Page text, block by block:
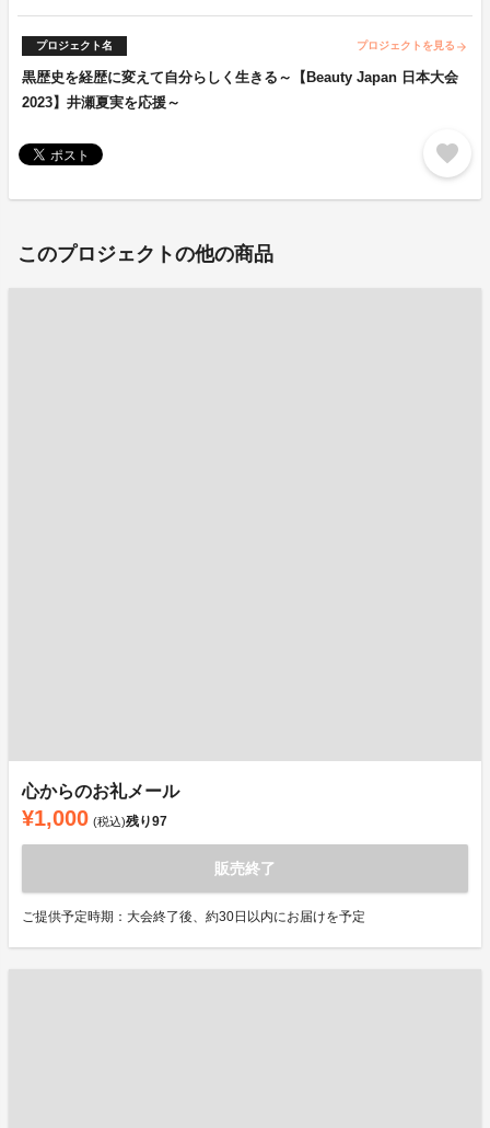
プロジェクト名 プロジェクトを見る arrow_forward
黒歴史を経歴に変えて自分らしく生きる～【Beauty Japan 日本大会
2023】井瀬夏実を応援～
favorite
このプロジェクトの他の商品
心からのお礼メール
¥1,000 (税込)残り97
販売終了
ご提供予定時期：大会終了後、約30日以内にお届けを予定